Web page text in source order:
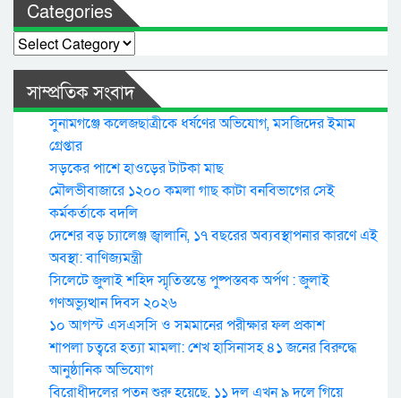
Categories
Categories
সাম্প্রতিক সংবাদ
সুনামগঞ্জে কলেজছাত্রীকে ধর্ষণের অভিযোগ, মসজিদের ইমাম
গ্রেপ্তার
সড়কের পাশে হাওড়ের টাটকা মাছ
মৌলভীবাজারে ১২০০ কমলা গাছ কাটা বনবিভাগের সেই
কর্মকর্তাকে বদলি
দেশের বড় চ্যালেঞ্জ জ্বালানি, ১৭ বছরের অব্যবস্থাপনার কারণে এই
অবস্থা: বাণিজ্যমন্ত্রী
সিলেটে জুলাই শহিদ স্মৃতিস্তম্ভে পুষ্পস্তবক অর্পণ : জুলাই
গণঅভ্যুত্থান দিবস ২০২৬
১০ আগস্ট এসএসসি ও সমমানের পরীক্ষার ফল প্রকাশ
শাপলা চত্বরে হত্যা মামলা: শেখ হাসিনাসহ ৪১ জনের বিরুদ্ধে
আনুষ্ঠানিক অভিযোগ
বিরোধীদলের পতন শুরু হয়েছে, ১১ দল এখন ৯ দলে গিয়ে